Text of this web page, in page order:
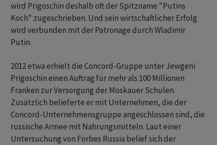
wird Prigoschin deshalb oft der Spitzname "Putins
Koch" zugeschrieben. Und sein wirtschaftlicher Erfolg
wird verbunden mit der Patronage durch Wladimir
Putin.
2012 etwa erhielt die Concord-Gruppe unter Jewgeni
Prigoschin einen Auftrag für mehr als 100 Millionen
Franken zur Versorgung der Moskauer Schulen.
Zusätzlich belieferte er mit Unternehmen, die der
Concord-Unternehmensgruppe angeschlossen sind, die
russische Armee mit Nahrungsmitteln. Laut einer
Untersuchung von Forbes Russia belief sich der